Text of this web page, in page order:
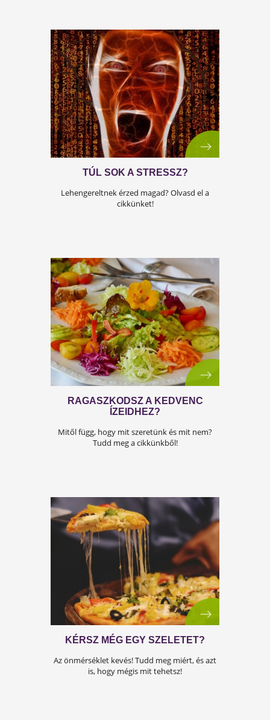
KURKUMA: AZ ŐSI FŰSZER- ÉS
GYÓGYNÖVÉNY VARÁZSLATOS
VILÁGA
Az ősi indiai fűszer a tudomány nagyítója
Ismerd meg az eredményeket!
MÁR NÉPBETEGSÉG AZ
ALLERGIA! TÉGED IS ÉRINT?
Allergia, a csendes járvány, olvasd el, mit